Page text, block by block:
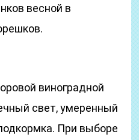
весной в
виноградной
свет, умеренный
При выборе